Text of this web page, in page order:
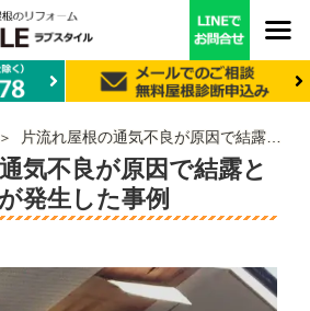
片流れ屋根の通気不良が原因で結露と軒天井の剥落が発生した事例
気不良が原因で結露と
発生した事例